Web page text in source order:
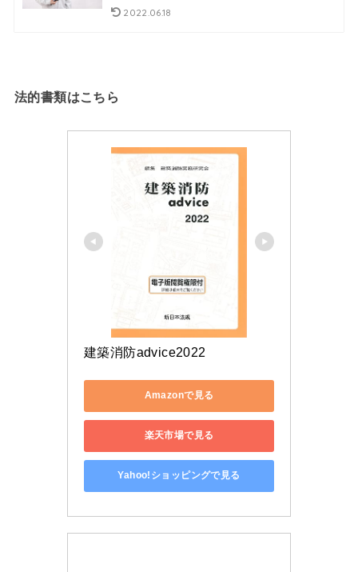
2022.06.18
法的書類はこちら
建築消防advice2022
Amazonで見る
楽天市場で見る
Yahoo!ショッピングで見る